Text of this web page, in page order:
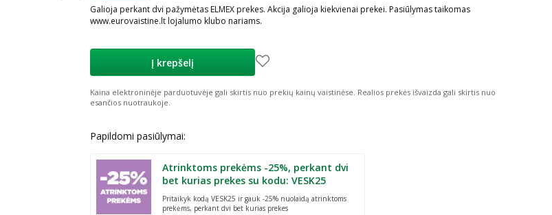
Galioja perkant dvi pažymėtas ELMEX prekes. Akcija galioja kiekvienai prekei. Pasiūlymas taikomas
www.eurovaistine.lt lojalumo klubo nariams.
Į krepšelį
Kaina elektroninėje parduotuvėje gali skirtis nuo prekių kainų vaistinėse. Realios prekės išvaizda gali skirtis nuo
esančios nuotraukoje.
Papildomi pasiūlymai:
Atrinktoms prekėms -25%, perkant dvi
bet kurias prekes su kodu: VESK25
Pritaikyk kodą VESK25 ir gauk -25% nuolaidą atrinktoms
prekėms, perkant dvi bet kurias prekes